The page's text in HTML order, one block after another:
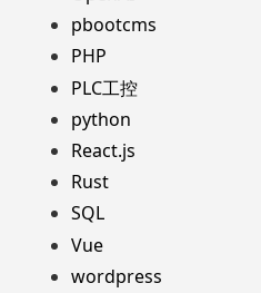
pbootcms
PHP
PLC工控
python
React.js
Rust
SQL
Vue
wordpress